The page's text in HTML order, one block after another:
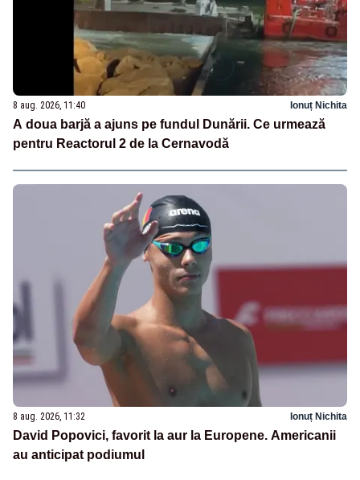
8 aug. 2026, 11:40 Ionuț Nichita
A doua barjă a ajuns pe fundul Dunării. Ce urmează
pentru Reactorul 2 de la Cernavodă
8 aug. 2026, 11:32 Ionuț Nichita
David Popovici, favorit la aur la Europene. Americanii
au anticipat podiumul